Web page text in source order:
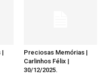
|
Preciosas Memórias |
Carlinhos Félix |
30/12/2025.